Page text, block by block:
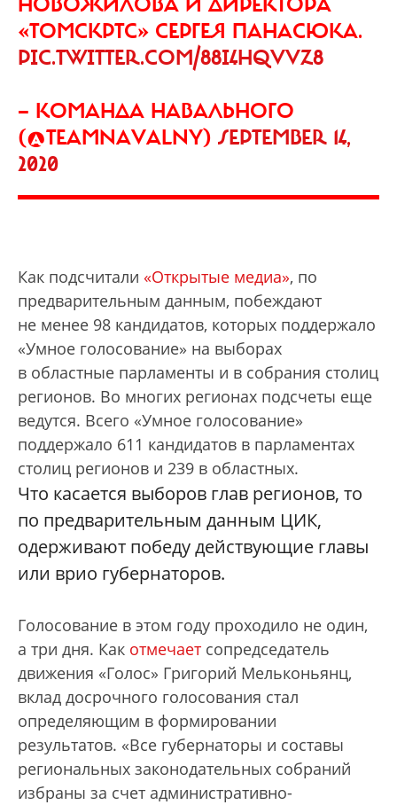
«ТОМСКРТС» СЕРГЕЯ ПАНАСЮКА.
PIC.TWITTER.COM/88I4HQVVZ8
— КОМАНДА НАВАЛЬНОГО
(@TEAMNAVALNY) SEPTEMBER 14,
2020
Как подсчитали «Открытые медиа», по
предварительным данным, побеждают
не менее 98 кандидатов, которых поддержало
«Умное голосование» на выборах
в областные парламенты и в собрания столиц
регионов. Во многих регионах подсчеты еще
ведутся. Всего «Умное голосование»
поддержало 611 кандидатов в парламентах
столиц регионов и 239 в областных.
Что касается выборов глав регионов, то
по предварительным данным ЦИК,
одерживают победу действующие главы
или врио губернаторов.
Голосование в этом году проходило не один,
а три дня. Как отмечает сопредседатель
движения «Голос» Григорий Мельконьянц,
вклад досрочного голосования стал
определяющим в формировании
результатов. «Все губернаторы и составы
региональных законодательных собраний
избраны за счет административно-